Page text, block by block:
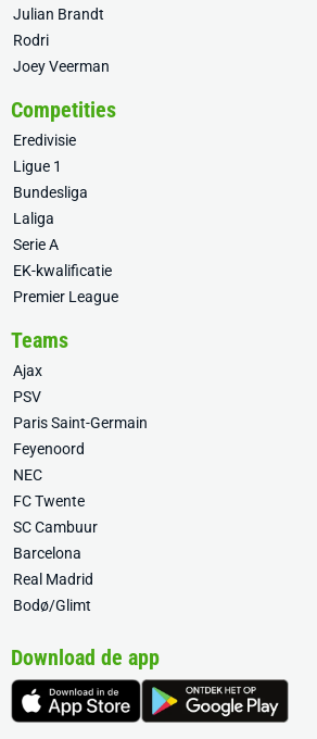
Julian Brandt
Rodri
Joey Veerman
Competities
Eredivisie
Ligue 1
Bundesliga
Laliga
Serie A
EK-kwalificatie
Premier League
Teams
Ajax
PSV
Paris Saint-Germain
Feyenoord
NEC
FC Twente
SC Cambuur
Barcelona
Real Madrid
Bodø/Glimt
Download de app